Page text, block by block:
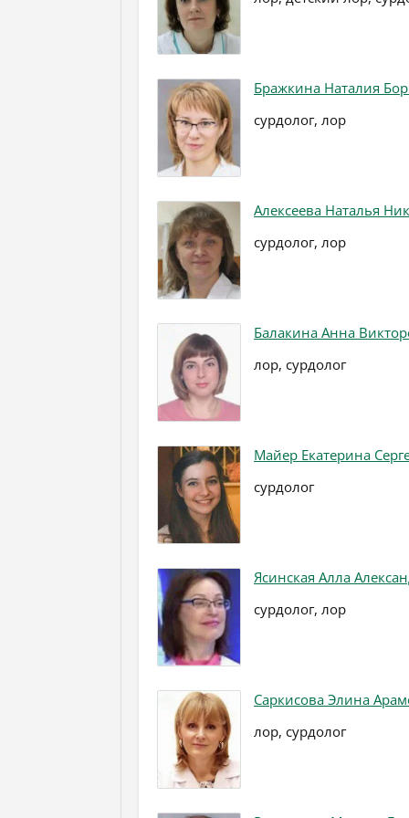
Бражкина Наталия
сурдолог, лор
Алексеева Наталья
сурдолог, лор
Балакина Анна
лор, сурдолог
Майер Екатерина
сурдолог
Ясинская Алла
сурдолог, лор
Саркисова Элина
лор, сурдолог